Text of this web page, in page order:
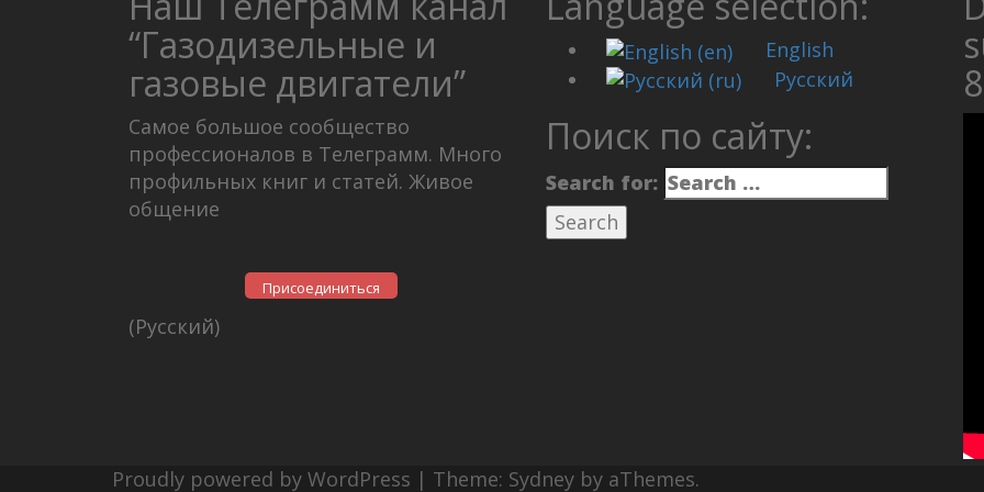
“Газодизельные и
газовые двигатели”
Самое большое сообщество
профессионалов в Телеграмм. Много
профильных книг и статей. Живое
общение
Присоединиться
(Русский)
English
Русский
Поиск по сайту:
Search for:
Proudly powered by WordPress | Theme: Sydney by aThemes.